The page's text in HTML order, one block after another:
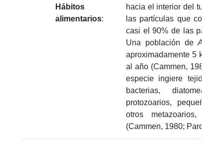
Hábitos
alimentarios:
hacia el interior del tubo
las partículas que
casi el 90% de las
Una población deA.
aproximadamente 5 kg de
al año (Cammen, 1980).
especie ingiere tejido de
bacterias,
protozoarios, pequeños
otros metazoarios, e
(Cammen, 1980; Pardo y